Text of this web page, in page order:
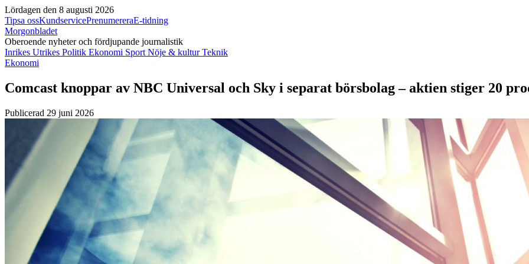
Lördagen den 8 augusti 2026
Tipsa ossKundservicePrenumereraE-tidning
Morgonbladet
Oberoende nyheter och fördjupande journalistik
Inrikes Utrikes Politik Ekonomi Sport Nöje & kulturTeknik
Ekonomi
Comcast knoppar av NBC Universal och Sky i separat börsbolag – aktien stiger 20
Publicerad 29 juni 2026